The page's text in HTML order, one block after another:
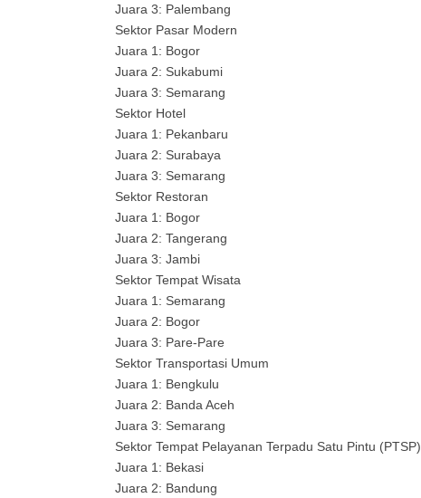
Juara 3: Palembang
Sektor Pasar Modern
Juara 1: Bogor
Juara 2: Sukabumi
Juara 3: Semarang
Sektor Hotel
Juara 1: Pekanbaru
Juara 2: Surabaya
Juara 3: Semarang
Sektor Restoran
Juara 1: Bogor
Juara 2: Tangerang
Juara 3: Jambi
Sektor Tempat Wisata
Juara 1: Semarang
Juara 2: Bogor
Juara 3: Pare-Pare
Sektor Transportasi Umum
Juara 1: Bengkulu
Juara 2: Banda Aceh
Juara 3: Semarang
Sektor Tempat Pelayanan Terpadu Satu Pintu (PTSP)
Juara 1: Bekasi
Juara 2: Bandung